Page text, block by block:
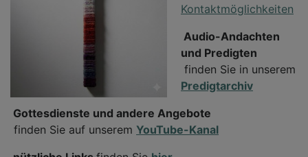
Kontaktmöglichkeiten
Audio-Andachten
und Predigten
finden Sie in unserem
Predigtarchiv
Gottesdienste und andere Angebote
finden Sie auf unserem YouTube-Kanal